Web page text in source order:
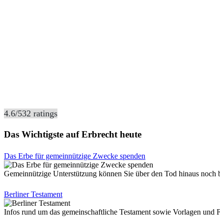
4.6/532 ratings
Das Wichtigste auf Erbrecht heute
Das Erbe für gemeinnützige Zwecke spenden
Gemeinnützige Unterstützung können Sie über den Tod hinaus
Berliner Testament
Infos rund um das gemeinschaftliche Testament sowie Vorlagen